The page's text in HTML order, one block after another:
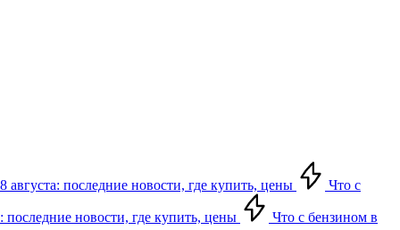
последние новости, где купить, цены Что с
последние новости, где купить, цены
Что с бензином в